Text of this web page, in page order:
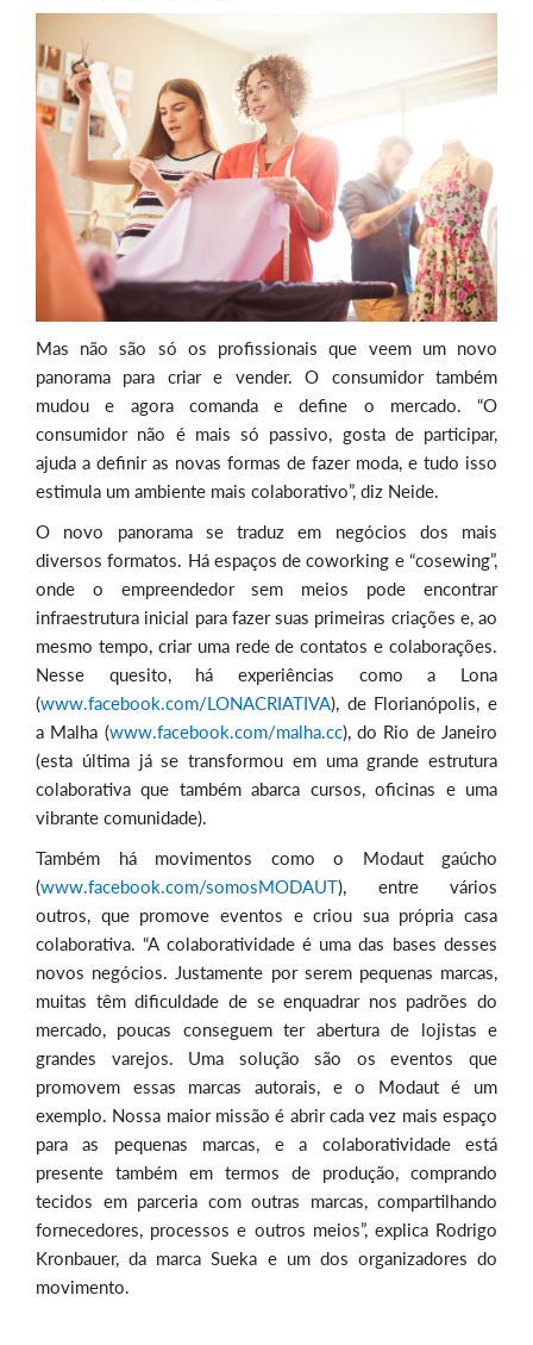
Mas não são só os profissionais que veem um novo
panorama para criar e vender. O consumidor também
mudou e agora comanda e define o mercado. “O
consumidor não é mais só passivo, gosta de participar,
ajuda a definir as novas formas de fazer moda, e tudo isso
estimula um ambiente mais colaborativo”, diz Neide.
O novo panorama se traduz em negócios dos mais
diversos formatos. Há espaços de coworking e “cosewing”,
onde o empreendedor sem meios pode encontrar
infraestrutura inicial para fazer suas primeiras criações e, ao
mesmo tempo, criar uma rede de contatos e colaborações.
Nesse quesito, há experiências como a Lona
(www.facebook.com/LONACRIATIVA), de Florianópolis, e
a Malha (www.facebook.com/malha.cc), do Rio de Janeiro
(esta última já se transformou em uma grande estrutura
colaborativa que também abarca cursos, oficinas e uma
vibrante comunidade).
Também há movimentos como o Modaut gaúcho
(www.facebook.com/somosMODAUT), entre vários
outros, que promove eventos e criou sua própria casa
colaborativa. “A colaboratividade é uma das bases desses
novos negócios. Justamente por serem pequenas marcas,
muitas têm dificuldade de se enquadrar nos padrões do
mercado, poucas conseguem ter abertura de lojistas e
grandes varejos. Uma solução são os eventos que
promovem essas marcas autorais, e o Modaut é um
exemplo. Nossa maior missão é abrir cada vez mais espaço
para as pequenas marcas, e a colaboratividade está
presente também em termos de produção, comprando
tecidos em parceria com outras marcas, compartilhando
fornecedores, processos e outros meios”, explica Rodrigo
Kronbauer, da marca Sueka e um dos organizadores do
movimento.